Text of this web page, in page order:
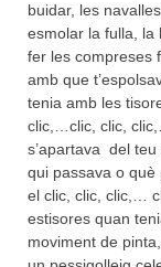
buidar, les
esmolar la fulla,
fer les compreses
amb que
tenia amb les
clic,…clic, clic,
s’apartava del
qui passava o
el clic, clic, clic,…
estisores quan
moviment de